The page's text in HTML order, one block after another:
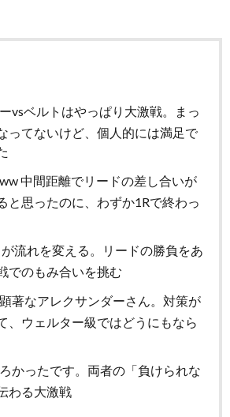
vsベルトはやっぱり大激戦。まっ
ってないけど、個人的には満足で
中間距離でリードの差し合いが
と思ったのに、わずか1Rで終わっ
流れを変える。リードの勝負をあ
でのもみ合いを挑む
著なアレクサンダーさん。対策が
、ウェルター級ではどうにもなら
かったです。両者の「負けられな
わる大激戦